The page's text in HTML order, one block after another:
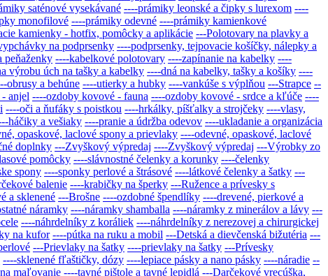
saténové vysekávané ----prámiky leonské a čipky s lurexom ----
monofilové ----prámiky odevné ----prámiky kamienkové
kamienky - hotfix, pomôcky a aplikácie ---Polotovary na plavky a
na podprsenky ----podprsenky, tejpovacie košíčky, nálepky a
peňaženky ----kabelkové polotovary ----zapínanie na kabelky ----
výrobu úch na tašky a kabelky ----dná na kabelky, tašky a košíky ----
obrusy a behúne ----utierky a hubky ----vankúše s výplňou ---Strapce --
anjel ----ozdoby kovové - fauna ----ozdoby kovové - srdce a kľúče ----
----oči a ňufáky s poistkou ----hrkálky, píšťalky a strojčeky ----vlasy,
háčiky a vešiaky ----pranie a údržba odevov ----ukladanie a organizácia
opaskové, laclové spony a prievlaky ----odevné, opaskové, laclové
doplnky ---Zvyškový výpredaj ----Zvyškový výpredaj ---Výrobky zo
pomôcky ----slávnostné čelenky a korunky ----čelenky
spony ----sponky perlové a štrásové ----látkové čelenky a šatky ---
balenie ----krabičky na šperky ---Ružence a prívesky s
a sklenené ---Brošne ----ozdobné špendlíky ----drevené, pierkové a
náramky ----náramky shamballa ----náramky z minerálov a lávy ---
----náhrdelníky z koráliek ----náhrdelníky z nerezovej a chirurgickej
na kufor ----pútka na ruku a mobil ---Detská a dievčenská bižutéria ---
---Prievlaky na šatky ----prievlaky na šatky ---Prívesky
----sklenené fľaštičky, dózy ----lepiace pásky a nano pásky ----náradie --
maľovanie ----tavné pištole a tavné lepidlá ---Darčekové vrecúška,